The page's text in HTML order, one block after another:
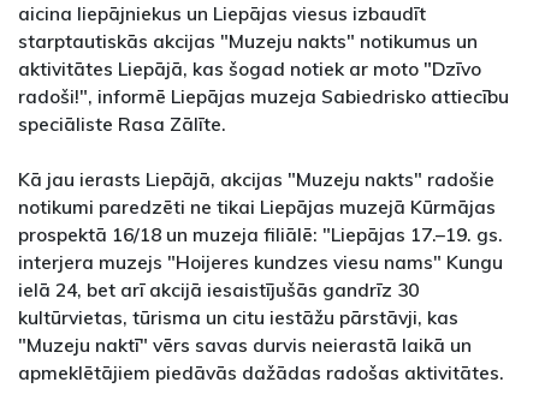
aicina liepājniekus un Liepājas viesus izbaudīt
starptautiskās akcijas "Muzeju nakts" notikumus un
aktivitātes Liepājā, kas šogad notiek ar moto "Dzīvo
radoši!", informē Liepājas muzeja Sabiedrisko attiecību
speciāliste Rasa Zālīte.
Kā jau ierasts Liepājā, akcijas "Muzeju nakts" radošie
notikumi paredzēti ne tikai Liepājas muzejā Kūrmājas
prospektā 16/18 un muzeja filiālē: "Liepājas 17.–19. gs.
interjera muzejs "Hoijeres kundzes viesu nams" Kungu
ielā 24, bet arī akcijā iesaistījušās gandrīz 30
kultūrvietas, tūrisma un citu iestāžu pārstāvji, kas
"Muzeju naktī" vērs savas durvis neierastā laikā un
apmeklētājiem piedāvās dažādas radošas aktivitātes.